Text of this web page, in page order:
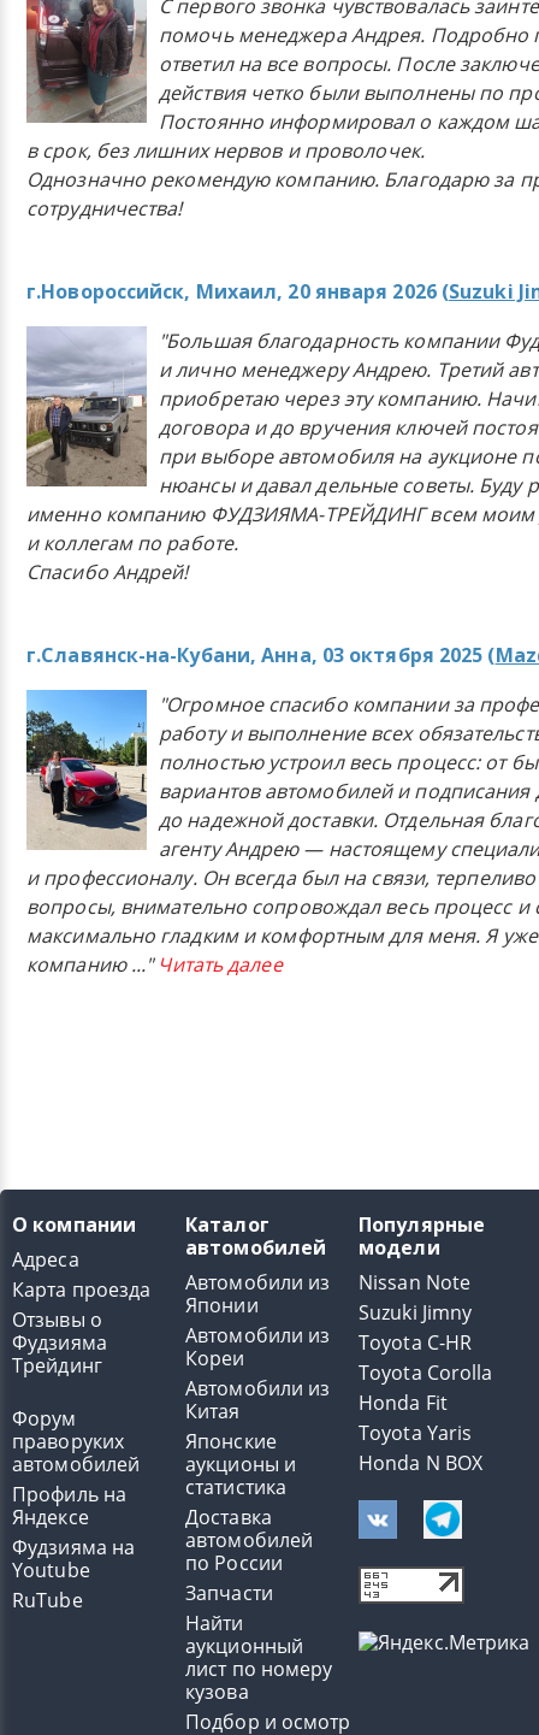
С первого звонка чувствовалась
помочь менеджера Андрея. Подробно
ответил на все вопросы. После
действия четко были выполнены по
Постоянно информировал о каждом
в срок, без лишних нервов и проволочек.
Однозначно рекомендую компанию. Благодарю за
сотрудничества!
г.Новороссийск, Михаил, 20 января 2026 (Suzuki
"Большая благодарность компании
и лично менеджеру Андрею. Третий
приобретаю через эту компанию.
договора и до вручения ключей
при выборе автомобиля на аукционе
нюансы и давал дельные советы. Буду
именно компанию ФУДЗИЯМА-ТРЕЙДИНГ всем моим
и коллегам по работе.
Спасибо Андрей!
г.Славянск-на-Кубани, Анна, 03 октября 2025 (
"Огромное спасибо компании за
работу и выполнение всех
полностью устроил весь процесс: от
вариантов автомобилей и подписания
до надежной доставки. Отдельная
агенту Андрею — настоящему
и профессионалу. Он всегда был на связи,
вопросы, внимательно сопровождал весь процесс и
максимально гладким и комфортным для меня. Я
компанию..." Читать далее
О компании
Адреса
Карта проезда
Отзывы о
Фудзияма
Трейдинг
Форум
праворуких
автомобилей
Профиль на
Яндексе
Фудзияма на
Youtube
RuTube
Каталог
автомобилей
Автомобили из
Японии
Автомобили из
Кореи
Автомобили из
Китая
Японские
аукционы и
статистика
Доставка
автомобилей
по России
Запчасти
Найти
аукционный
лист по номеру
кузова
Подбор и осмотр
Популярные
модели
Nissan Note
Suzuki Jimny
Toyota C-HR
Toyota Corolla
Honda Fit
Toyota Yaris
Honda N BOX